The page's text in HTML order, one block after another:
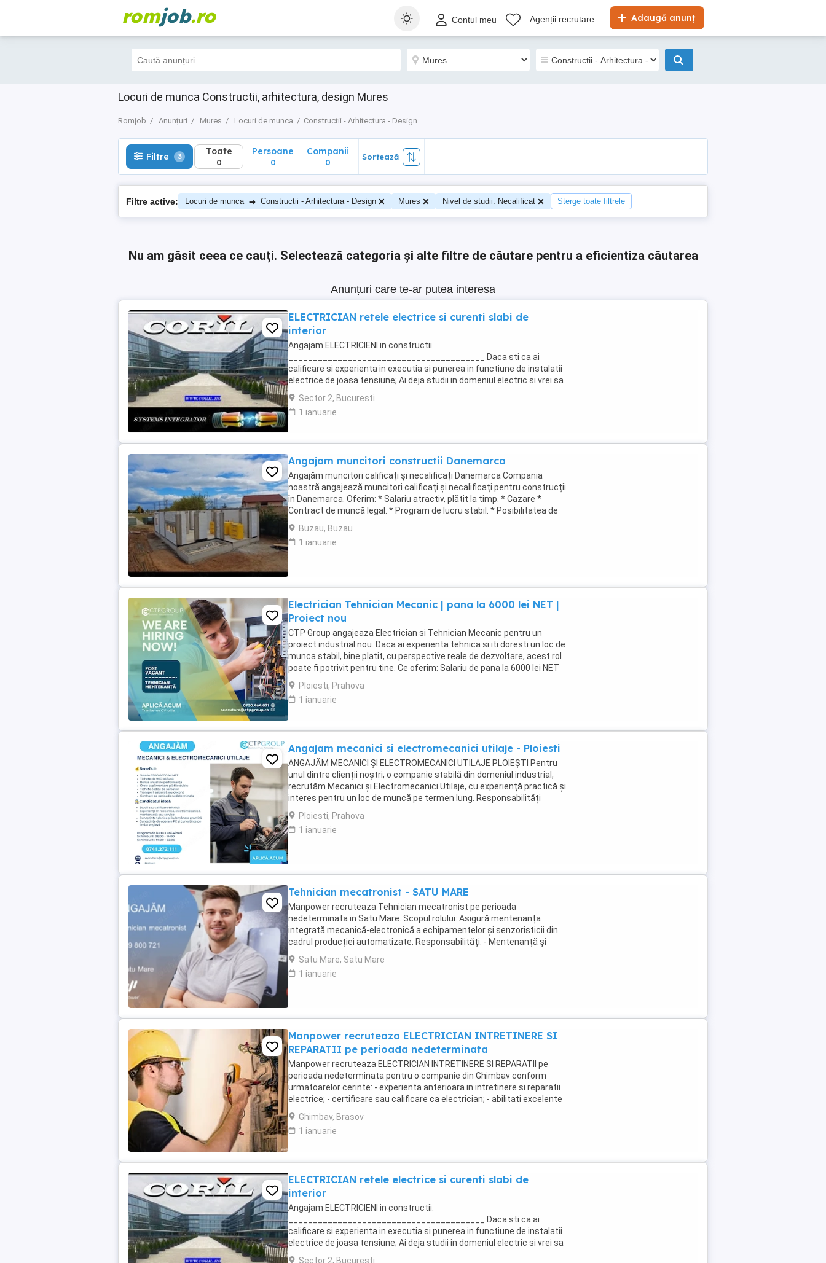
romjob.ro Adaugă anunț
Contul meu Agenții recrutare
Locuri de munca Constructii, arhitectura, design Mures
Romjob Anunțuri Mures Locuri de munca Constructii - Arhitectura - Design
Filtre 3 Toate
0
Filtre 3 Toate
0
Persoane
0
Companii
0
Sortează
Filtre active: Locuri de munca → Constructii - Arhitectura - Design Mures Nivel de studii: Necalificat Șterge toate filtrele
Nu am găsit ceea ce cauți. Selectează categoria și alte filtre de căutare pentru a eficientiza căutarea
Anunțuri care te-ar putea interesa
ELECTRICIAN retele electrice si curenti slabi de
interior
Angajam ELECTRICIENI in constructii.
________________________________________ Daca sti ca ai
calificare si experienta in executia si punerea in functiune de instalatii
electrice de joasa tensiune; Ai deja studii in domeniul electric si vrei sa
te specializezi si pe instalarea echipamentelor de comunicatii ...
Sector 2, Bucuresti
1 ianuarie
Angajam muncitori constructii Danemarca
Angajăm muncitori calificați și necalificați Danemarca Compania
noastră angajează muncitori calificați și necalificați pentru construcții
în Danemarca. Oferim: * Salariu atractiv, plătit la timp. * Cazare *
Contract de muncă legal. * Program de lucru stabil. * Posibilitatea de
ore suplimentare. * ...
Buzau, Buzau
1 ianuarie
Electrician Tehnician Mecanic | pana la 6000 lei NET |
Proiect nou
CTP Group angajeaza Electrician si Tehnician Mecanic pentru un
proiect industrial nou. Daca ai experienta tehnica si iti doresti un loc de
munca stabil, bine platit, cu perspective reale de dezvoltare, acest rol
poate fi potrivit pentru tine. Ce oferim: Salariu de pana la 6000 lei NET
(in functie ...
Ploiesti, Prahova
1 ianuarie
Angajam mecanici si electromecanici utilaje - Ploiesti
ANGAJĂM MECANICI ȘI ELECTROMECANICI UTILAJE PLOIEȘTI Pentru
unul dintre clienții noștri, o companie stabilă din domeniul industrial,
recrutăm Mecanici și Electromecanici Utilaje, cu experiență practică și
interes pentru un loc de muncă pe termen lung. Responsabilități
principale: Identificarea ...
Ploiesti, Prahova
1 ianuarie
Tehnician mecatronist - SATU MARE
Manpower recruteaza Tehnician mecatronist pe perioada
nedeterminata in Satu Mare. Scopul rolului: Asigură mentenanța
integrată mecanică-electronică a echipamentelor și senzoristicii din
cadrul producției automatizate. Responsabilități: - Mentenanță și
diagnoză pe senzori industriali - Parametrizare ...
Satu Mare, Satu Mare
1 ianuarie
Manpower recruteaza ELECTRICIAN INTRETINERE SI
REPARATII pe perioada nedeterminata
Manpower recruteaza ELECTRICIAN INTRETINERE SI REPARATII pe
perioada nedeterminata pentru o companie din Ghimbav conform
urmatoarelor cerinte: - experienta anterioara in intretinere si reparatii
electrice; - certificare sau calificare ca electrician; - abilitati excelente
de diagnosticare si rezolvare ...
Ghimbav, Brasov
1 ianuarie
ELECTRICIAN retele electrice si curenti slabi de
interior
Angajam ELECTRICIENI in constructii.
________________________________________ Daca sti ca ai
calificare si experienta in executia si punerea in functiune de instalatii
electrice de joasa tensiune; Ai deja studii in domeniul electric si vrei sa
te specializezi si pe instalarea echipamentelor de comunicatii ...
Sector 2, Bucuresti